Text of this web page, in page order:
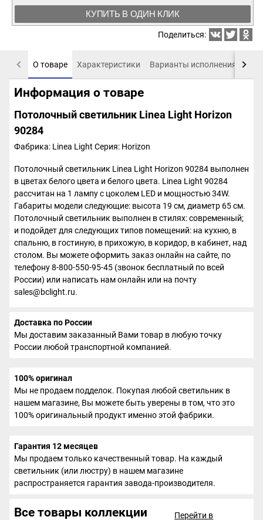
КУПИТЬ В ОДИН КЛИК
Поделиться:
О товаре Характеристики Варианты исполнения
Информация о товаре
Потолочный светильник Linea Light Horizon
90284
Фабрика: Linea Light Серия: Horizon
Потолочный светильник Linea Light Horizon 90284 выполнен
в цветах белого цвета и белого цвета. Linea Light 90284
рассчитан на 1 лампу с цоколем LED и мощностью 34W.
Габариты модели следующие: высота 19 см, диаметр 65 см.
Потолочный светильник выполнен в стилях: современный;
и подойдет для следующих типов помещений: на кухню, в
спальню, в гостиную, в прихожую, в коридор, в кабинет, над
столом. Вы можете оформить заказ онлайн на сайте, по
телефону 8-800-550-95-45 (звонок бесплатный по всей
России) или написать нам онлайн или на почту
sales@bclight.ru.
Доставка по России
Мы доставим заказанный Вами товар в любую точку
России любой транспортной компанией.
100% оригинал
Мы не продаем подделок. Покупая любой светильник в
нашем магазине, Вы можете быть уверены в том, что это
100% оригинальный продукт именно этой фабрики.
Гарантия 12 месяцев
Мы продаем только качественный товар. На каждый
светильник (или люстру) в нашем магазине
распространяется гарантия завода-производителя.
Все товары коллекции Перейти в